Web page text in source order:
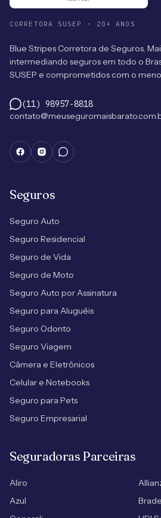
CORRETORA SUSEP · 20+ ANOS
Blue Stripes Corretora de Seguros.
intermediando seguros em todo o
SUSEP e comprometidos com o
(11) 98957-8818
Seguros
Seguro Auto
Seguro Residencial
Seguro de Vida
Seguro de Moto
Seguro Auto por Assinatura
Seguro para Aluguéis
Seguro Odonto
Seguro Viagem
Câmera e Eletrônicos
Celular e Notebooks
Seguro para Pets
Seguro Empresarial
Seguradoras Parceiras
Aliro
Azul